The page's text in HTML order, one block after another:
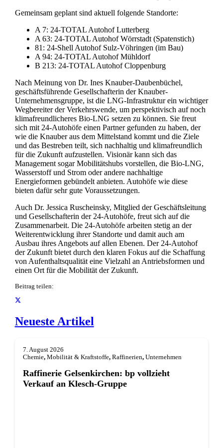
Gemeinsam geplant sind aktuell folgende Standorte:
A 7: 24-TOTAL Autohof Lutterberg
A 63: 24-TOTAL Autohof Wörrstadt (Spatenstich)
81: 24-Shell Autohof Sulz-Vöhringen (im Bau)
A 94: 24-TOTAL Autohof Mühldorf
B 213: 24-TOTAL Autohof Cloppenburg
Nach Meinung von Dr. Ines Knauber-Daubenbüchel,
geschäftsführende Gesellschafterin der Knauber-
Unternehmensgruppe, ist die LNG-Infrastruktur ein wichtiger
Wegbereiter der Verkehrswende, um perspektivisch auf noch
klimafreundlicheres Bio-LNG setzen zu können. Sie freut
sich mit 24-Autohöfe einen Partner gefunden zu haben, der
wie die Knauber aus dem Mittelstand kommt und die Ziele
und das Bestreben teilt, sich nachhaltig und klimafreundlich
für die Zukunft aufzustellen. Visionär kann sich das
Management sogar Mobilitätshubs vorstellen, die Bio-LNG,
Wasserstoff und Strom oder andere nachhaltige
Energieformen gebündelt anbieten. Autohöfe wie diese
bieten dafür sehr gute Voraussetzungen.
Auch Dr. Jessica Ruscheinsky, Mitglied der Geschäftsleitung
und Gesellschafterin der 24-Autohöfe, freut sich auf die
Zusammenarbeit. Die 24-Autohöfe arbeiten stetig an der
Weiterentwicklung ihrer Standorte und damit auch am
Ausbau ihres Angebots auf allen Ebenen. Der 24-Autohof
der Zukunft bietet durch den klaren Fokus auf die Schaffung
von Aufenthaltsqualität eine Vielzahl an Antriebsformen und
einen Ort für die Mobilität der Zukunft.
Beitrag teilen:
Neueste Artikel
7. August 2026
Chemie, Mobilität & Kraftstoffe, Raffinerien, Unternehmen
Raffinerie Gelsenkirchen: bp vollzieht
Verkauf an Klesch-Gruppe